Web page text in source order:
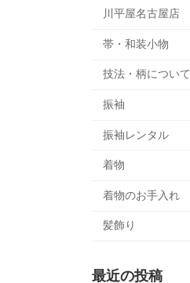
川平屋名古屋店
帯・和装小物
技法・柄について
振袖
振袖レンタル
着物
着物のお手入れ
髪飾り
最近の投稿